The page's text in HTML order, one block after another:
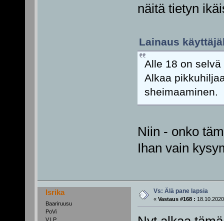
näitä tietyn
Lainaus
Alle 18 on
Alkaa
Niin - onko
Ihan vain
Isrika
Baariruusu
PoVi
V.I.P.
Vs: Älä pane lapsia
« Vastaus #168 :